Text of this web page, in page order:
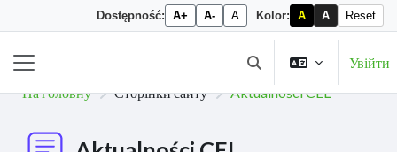
Dostępność: A+ A- A Kolor: A A Reset
Переключити введення
Увійти
На головну
Сторінки сайту Aktualności CEL